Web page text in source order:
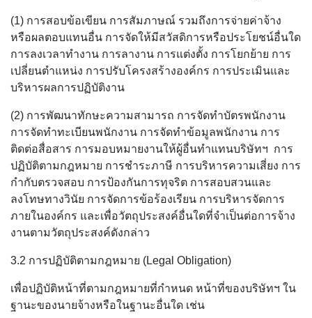
(1) การสอบข้อเขียน การสัมภาษณ์ รวมถึงการจ่ายค่าจ้าง
หรือผลตอบแทนอื่น การจัดให้มีสวัสดิการหรือประโยชน์อื่นใด
การลงเวลาทำงาน การลางาน การแต่งตั้ง การโยกย้าย การ
เปลี่ยนตำแหน่ง การปรับโครงสร้างองค์กร การประเมินและ
บริหารผลการปฏิบัติงาน
(2) การพัฒนาทักษะความสามารถ การจัดทำบัตรพนักงาน
การจัดทำทะเบียนพนักงาน การจัดทำข้อมูลพนักงาน การ
ติดต่อสื่อสาร การมอบหมายงานให้ผู้อื่นทำแทนบริษัทฯ การ
ปฏิบัติตามกฎหมาย การชำระภาษี การบริหารความเสี่ยง การ
กำกับตรวจสอบ การป้องกันการทุจริต การสอบสวนและ
ลงโทษทางวินัย การจัดการข้อร้องเรียน การบริหารจัดการ
ภายในองค์กร และเพื่อวัตถุประสงค์อื่นใดที่จำเป็นต่อการจ้าง
งานตามวัตถุประสงค์ดังกล่าว
3.2 การปฏิบัติตามกฎหมาย (Legal Obligation)
เพื่อปฏิบัติหน้าที่ตามกฎหมายที่กำหนด หน้าที่ของบริษัทฯ ใน
ฐานะของนายจ้างหรือในฐานะอื่นใด เช่น